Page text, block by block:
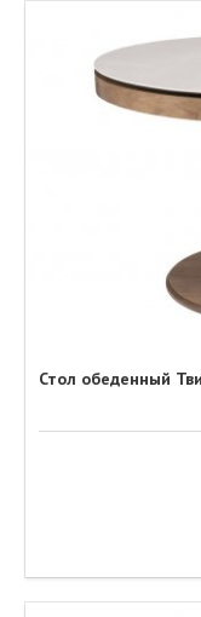
Стол обеденный